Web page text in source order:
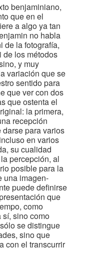
benjaminiano,
que en el
a algo ya tan
no habla
de la fotografía,
de los métodos
y muy
variación que se
sentido para
que ver con dos
que ostenta el
la primera,
recepción
para varios
en varios
su cualidad
percepción, al
posible para la
una imagen-
puede definirse
que
como
sí, sino como
se distingue
sino que
con el transcurrir